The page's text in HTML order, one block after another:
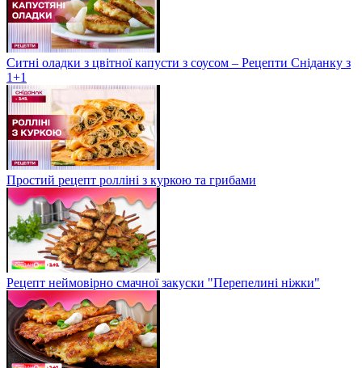
Ситні оладки з цвітної капусти з соусом – Рецепти Сніданку з
1+1
Простий рецепт ролліні з куркою та грибами
Рецепт неймовірно смачної закуски "Перепелині ніжки"